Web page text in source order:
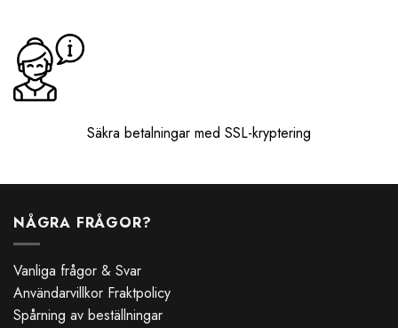
Säkra betalningar med SSL-kryptering
NÅGRA FRÅGOR?
Vanliga frågor & Svar
Användarvillkor Fraktpolicy
Spårning av beställningar